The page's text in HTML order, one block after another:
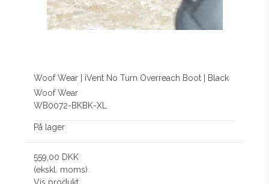
Woof Wear | iVent No Turn Overreach Boot | Black
Woof Wear
WB0072-BKBK-XL
På lager
559,00 DKK
(ekskl. moms)
Vis produkt